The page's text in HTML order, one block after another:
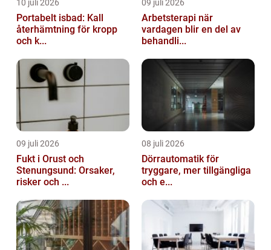
10 juli 2026
Portabelt isbad: Kall
återhämtning för kropp
och k...
09 juli 2026
Arbetsterapi när
vardagen blir en del av
behandli...
09 juli 2026
Fukt i Orust och
Stenungsund: Orsaker,
risker och ...
08 juli 2026
Dörrautomatik för
tryggare, mer tillgängliga
och e...